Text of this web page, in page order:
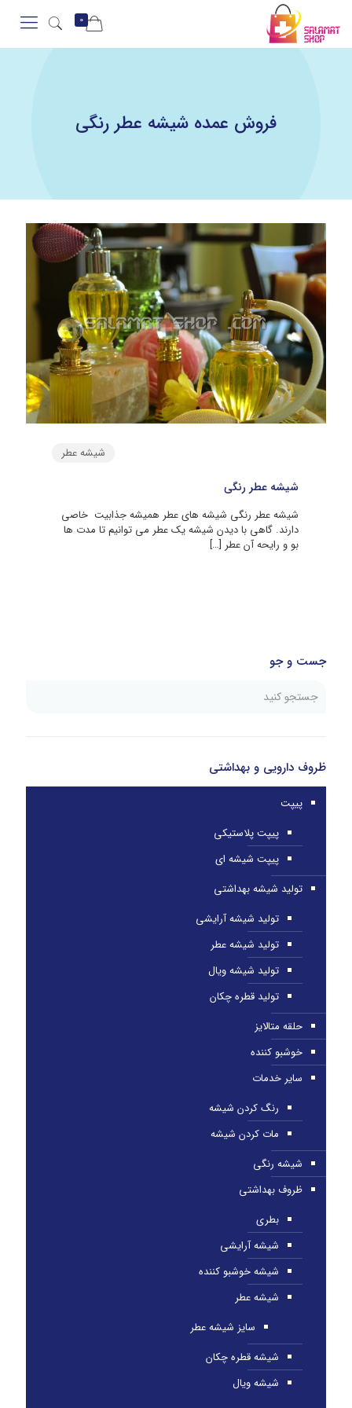
0
فروش عمده شیشه عطر رنگی
شیشه عطر
شیشه عطر رنگی
شیشه عطر رنگی شیشه های عطر همیشه جذابیت خاصی
دارند. گاهی با دیدن شیشه یک عطر می توانیم تا مدت ها
بو و رایحه آن عطر […]
جست و جو
ظروف دارویی و بهداشتی
پیپت
پیپت پلاستیکی
پیپت شیشه ای
تولید شیشه بهداشتی
تولید شیشه آرایشی
تولید شیشه عطر
تولید شیشه ویال
تولید قطره چکان
حلقه متالایز
خوشبو کننده
سایر خدمات
رنگ کردن شیشه
مات کردن شیشه
شیشه رنگی
ظروف بهداشتی
بطری
شیشه آرایشی
شیشه خوشبو کننده
شیشه عطر
سایز شیشه عطر
شیشه قطره چکان
شیشه ویال